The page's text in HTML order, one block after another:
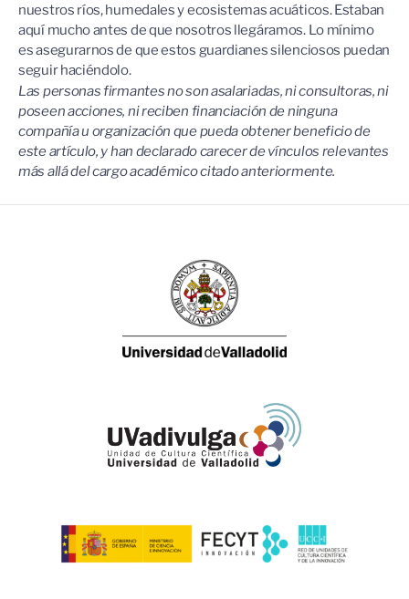
nuestros ríos, humedales y ecosistemas acuáticos. Estaban
aquí mucho antes de que nosotros llegáramos. Lo mínimo
es asegurarnos de que estos guardianes silenciosos puedan
seguir haciéndolo.
Las personas firmantes no son asalariadas, ni consultoras, ni
poseen acciones, ni reciben financiación de ninguna
compañía u organización que pueda obtener beneficio de
este artículo, y han declarado carecer de vínculos relevantes
más allá del cargo académico citado anteriormente.